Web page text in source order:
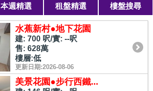
本週精選 租盤精選 樓盤搜尋
水蕉新村●地下花園
建: 700 呎/實: --呎
售: 628萬
樓層:低
更新日期:2026-08-06
美景花園●步行西鐵...